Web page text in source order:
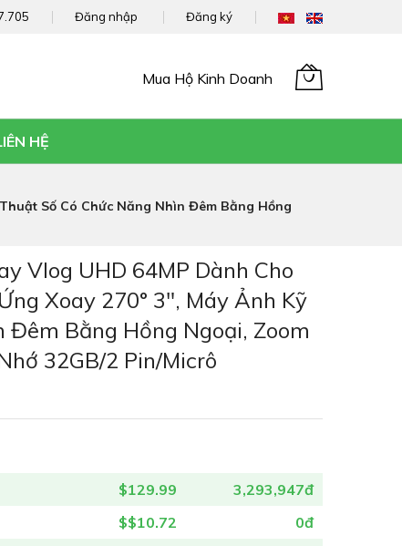
Đăng nhập Đăng ký
Mua Hộ Kinh Doanh
HỆ
Số Có Chức Năng Nhìn Đêm Bằng Hồng
Vlog UHD 64MP Dành Cho
Xoay 270° 3", Máy Ảnh Kỹ
Đêm Bằng Hồng Ngoại, Zoom
32GB/2 Pin/Micrô
$129.99
3,293,947đ
$$10.72
0đ